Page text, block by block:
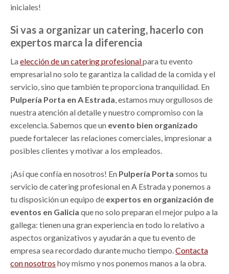
iniciales!
Si vas a organizar un catering, hacerlo con
expertos marca la diferencia
Laelección de un catering profesionalpara tu evento
empresarial no solo te garantiza la calidad de la comida y el
servicio, sino que también te proporciona tranquilidad. En
Pulpería Porta en A Estrada , estamos muy orgullosos de
nuestra atención al detalle y nuestro compromiso con la
excelencia. Sabemos que un evento bien organizado
puede fortalecer las relaciones comerciales, impresionar a
posibles clientes y motivar a los empleados.
¡Así que confía en nosotros! En Pulpería Porta somos tu
servicio de catering profesional en A Estrada y ponemos a
tu disposición un equipo de expertos en organización de
eventos en Galicia que no solo preparan el mejor pulpo a la
gallega: tienen una gran experiencia en todo lo relativo a
aspectos organizativos y ayudarán a que tu evento de
empresa sea recordado durante mucho tiempo. Contacta
con nosotros hoy mismo y nos ponemos manos a la obra.